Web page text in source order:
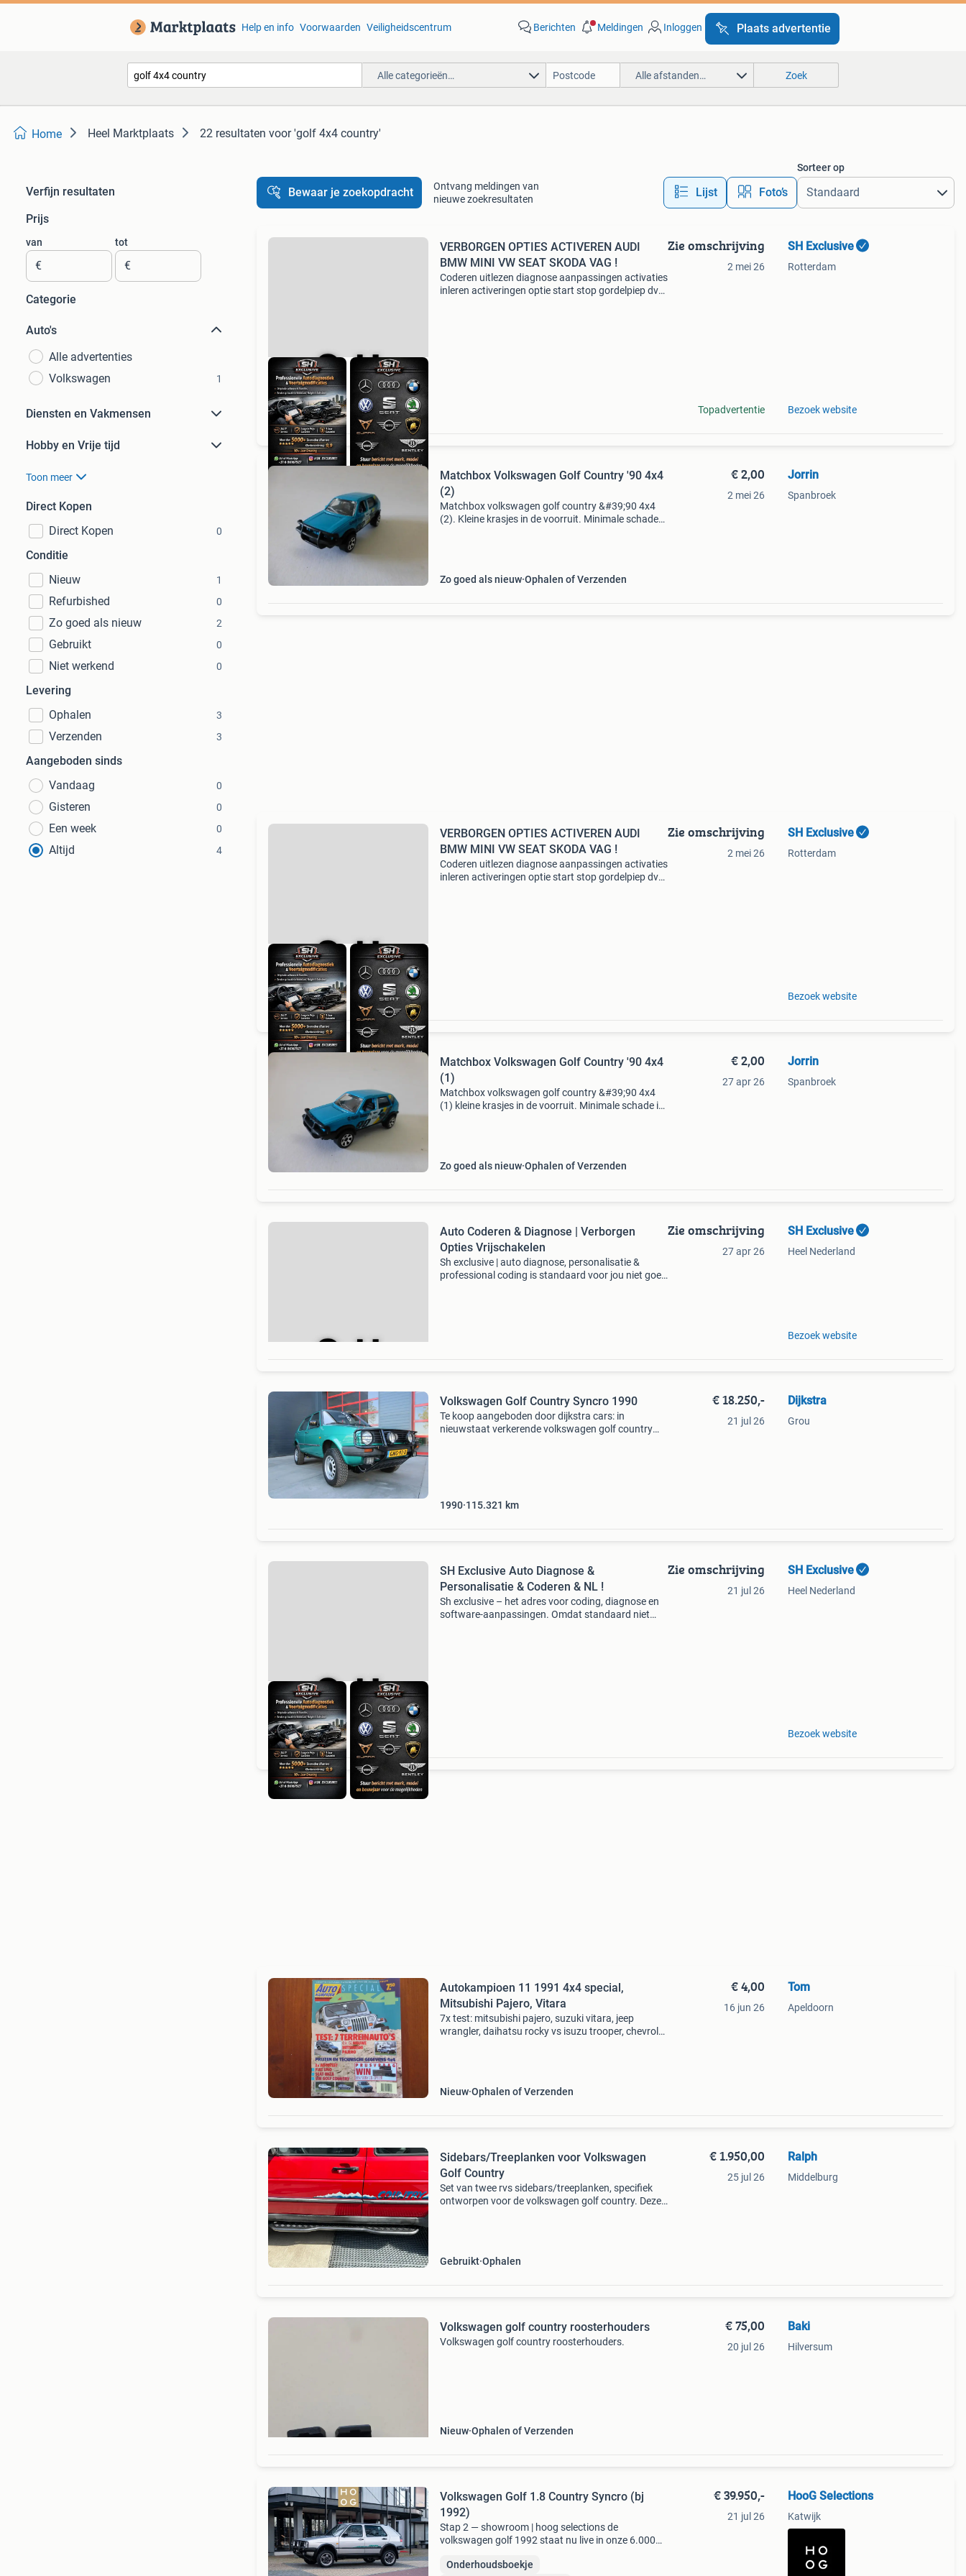
Help en info Voorwaarden Veiligheidscentrum Berichten Meldingen Inloggen Plaats advertentie
Alle categorieën… Alle afstanden… Zoek
Home Heel Marktplaats 22 resultaten voor 'golf 4x4 country'
Verfijn resultaten
Prijs
van
€
tot
€
Categorie
Auto's
Alle advertenties
Volkswagen
1
Diensten en Vakmensen
Hobby en Vrije tijd
Toon meer
Direct Kopen
Direct Kopen
0
Conditie
Nieuw
1
Refurbished 0
Zo goed als nieuw 2
Gebruikt 0
Niet werkend 0
Levering
Ophalen
3
Verzenden 3
Aangeboden sinds
Vandaag
0
Gisteren 0
Een week 0
Altijd 4
Bewaar je zoekopdracht
Ontvang meldingen van
nieuwe zoekresultaten
Lijst Foto’s
Sorteer op
VERBORGEN OPTIES ACTIVEREN AUDI
BMW MINI VW SEAT SKODA VAG !
Coderen uitlezen diagnose aanpassingen activaties
inleren activeringen optie start stop gordelpiep dvd
Zie omschrijving
2 mei 26
Topadvertentie
SH Exclusive
Rotterdam
Bezoek website
Matchbox Volkswagen Golf Country '90 4x4
(2)
Matchbox volkswagen golf country &#39;90 4x4
(2). Kleine krasjes in de voorruit. Minimale schade
Zo goed als nieuw Ophalen of Verzenden
€ 2,00
2 mei 26
Jorrin
Spanbroek
VERBORGEN OPTIES ACTIVEREN AUDI
BMW MINI VW SEAT SKODA VAG !
Coderen uitlezen diagnose aanpassingen activaties
inleren activeringen optie start stop gordelpiep dvd
Zie omschrijving
2 mei 26
SH Exclusive
Rotterdam
Bezoek website
Matchbox Volkswagen Golf Country '90 4x4
(1)
Matchbox volkswagen golf country &#39;90 4x4
(1) kleine krasjes in de voorruit. Minimale schade in
Zo goed als nieuw Ophalen of Verzenden
€ 2,00
27 apr 26
Jorrin
Spanbroek
Auto Coderen & Diagnose | Verborgen
Opties Vrijschakelen
Sh exclusive | auto diagnose, personalisatie &
professional coding is standaard voor jou niet goed
Zie omschrijving
27 apr 26
SH Exclusive
Heel Nederland
Bezoek website
Volkswagen Golf Country Syncro 1990
Te koop aangeboden door dijkstra cars: in
nieuwstaat verkerende volkswagen golf country
1990 115.321 km
€ 18.250,-
21 jul 26
Dijkstra
Grou
SH Exclusive Auto Diagnose &
Personalisatie & Coderen & NL !
Sh exclusive – het adres voor coding, diagnose en
software-aanpassingen. Omdat standaard niet
Zie omschrijving
21 jul 26
SH Exclusive
Heel Nederland
Bezoek website
Autokampioen 11 1991 4x4 special,
Mitsubishi Pajero, Vitara
7x test: mitsubishi pajero, suzuki vitara, jeep
wrangler, daihatsu rocky vs isuzu trooper, chevrolet
Nieuw Ophalen of Verzenden
€ 4,00
16 jun 26
Tom
Apeldoorn
Sidebars/Treeplanken voor Volkswagen
Golf Country
Set van twee rvs sidebars/treeplanken, specifiek
ontworpen voor de volkswagen golf country. Deze
Gebruikt Ophalen
€ 1.950,00
25 jul 26
Ralph
Middelburg
Volkswagen golf country roosterhouders
Volkswagen golf country roosterhouders.
Nieuw Ophalen of Verzenden
€ 75,00
20 jul 26
Baki
Hilversum
Volkswagen Golf 1.8 Country Syncro (bj
1992)
Stap 2 — showroom | hoog selections de
volkswagen golf 1992 staat nu live in onze 6.000
selections selecteren... Volkswagen golf 1.8
Onderhoudsboekje
€ 39.950,-
21 jul 26
HooG Selections
Katwijk